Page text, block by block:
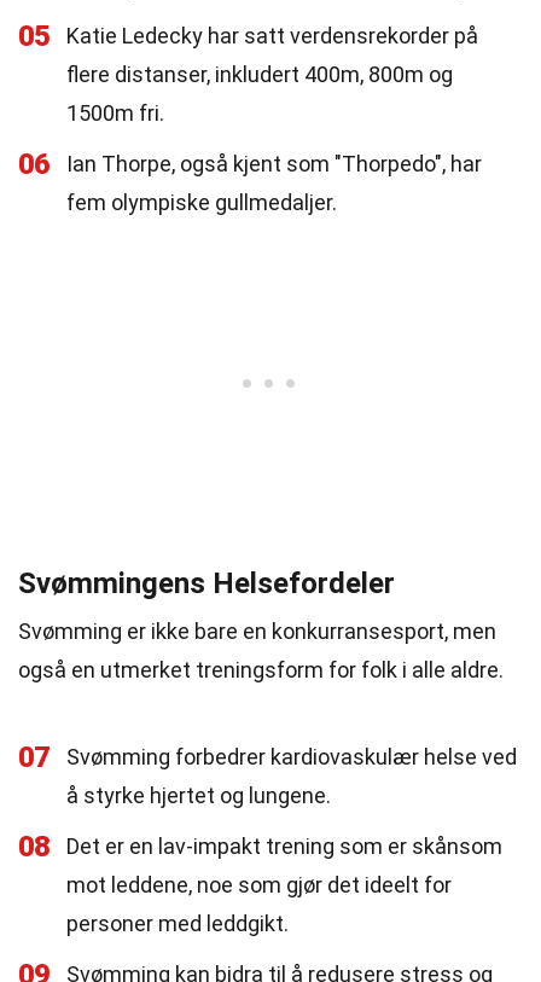
05
Katie Ledecky har satt verdensrekorder på
flere distanser, inkludert 400m, 800m og
1500m fri.
06
Ian Thorpe, også kjent som "Thorpedo", har
fem olympiske gullmedaljer.
Svømmingens Helsefordeler
Svømming er ikke bare en konkurransesport, men
også en utmerket treningsform for folk i alle aldre.
07
Svømming forbedrer kardiovaskulær helse ved
å styrke hjertet og lungene.
08
Det er en lav-impakt trening som er skånsom
mot leddene, noe som gjør det ideelt for
personer med leddgikt.
09 Svømming kan bidra til å redusere stress og